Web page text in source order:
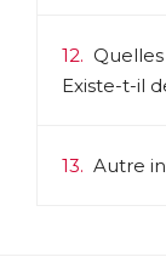
12.
Existe-t-il
13. Autre